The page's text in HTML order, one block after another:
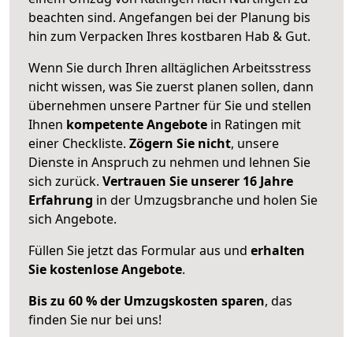
beachten sind. Angefangen bei der Planung bis
hin zum Verpacken Ihres kostbaren Hab & Gut.
Wenn Sie durch Ihren alltäglichen Arbeitsstress
nicht wissen, was Sie zuerst planen sollen, dann
übernehmen unsere Partner für Sie und stellen
Ihnen kompetente Angebote in Ratingen mit
einer Checkliste. Zögern Sie nicht, unsere
Dienste in Anspruch zu nehmen und lehnen Sie
sich zurück. Vertrauen Sie unserer 16 Jahre
Erfahrung in der Umzugsbranche und holen Sie
sich Angebote.
Füllen Sie jetzt das Formular aus und erhalten
Sie kostenlose Angebote.
Bis zu 60 % der Umzugskosten sparen, das
finden Sie nur bei uns!